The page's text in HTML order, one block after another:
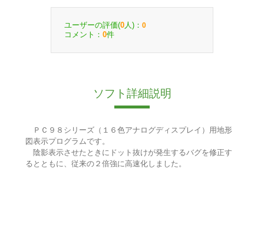
ユーザーの評価(0 人)： 0
コメント： 0件
ソフト詳細説明
ＰＣ９８シリーズ（１６色アナログディスプレイ）用地形
図表示プログラムです。
陰影表示させたときにドット抜けが発生するバグを修正す
るとともに、従来の２倍強に高速化しました。